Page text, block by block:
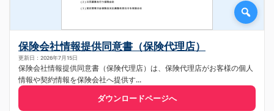
保険会社情報提供同意書（保険代理店）
更新日：2026年7月15日
保険会社情報提供同意書（保険代理店）は、保険代理店がお客様の個人
情報や契約情報を保険会社へ提供す...
ダウンロードページへ